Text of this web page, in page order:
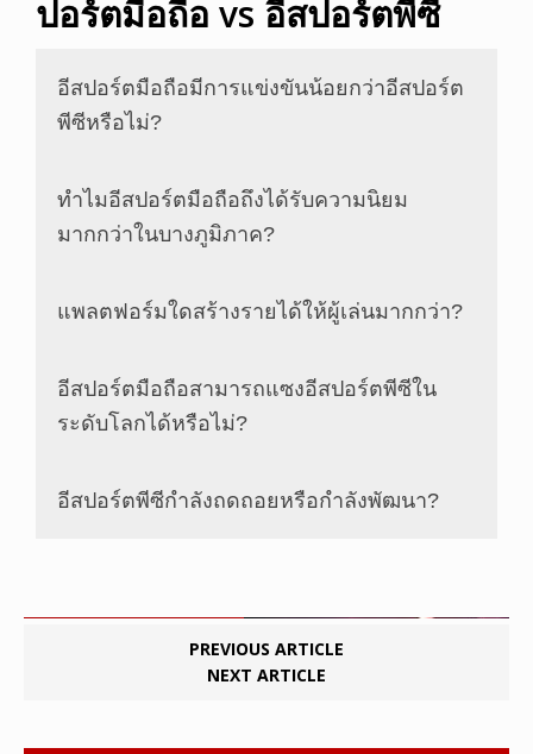
ปอร์ตมือถือ vs อีสปอร์ตพีซี
อีสปอร์ตมือถือมีการแข่งขันน้อยกว่าอีสปอร์ต
พีซีหรือไม่?
ทำไมอีสปอร์ตมือถือถึงได้รับความนิยม
มากกว่าในบางภูมิภาค?
แพลตฟอร์มใดสร้างรายได้ให้ผู้เล่นมากกว่า?
อีสปอร์ตมือถือสามารถแซงอีสปอร์ตพีซีใน
ระดับโลกได้หรือไม่?
อีสปอร์ตพีซีกำลังถดถอยหรือกำลังพัฒนา?
PREVIOUS ARTICLE
NEXT ARTICLE